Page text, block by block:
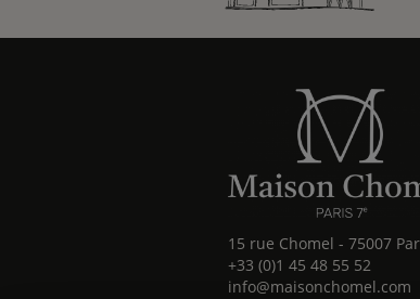
15 rue Chomel - 75007
+33 (0)1 45 48 55 52
info@maisonchomel.com